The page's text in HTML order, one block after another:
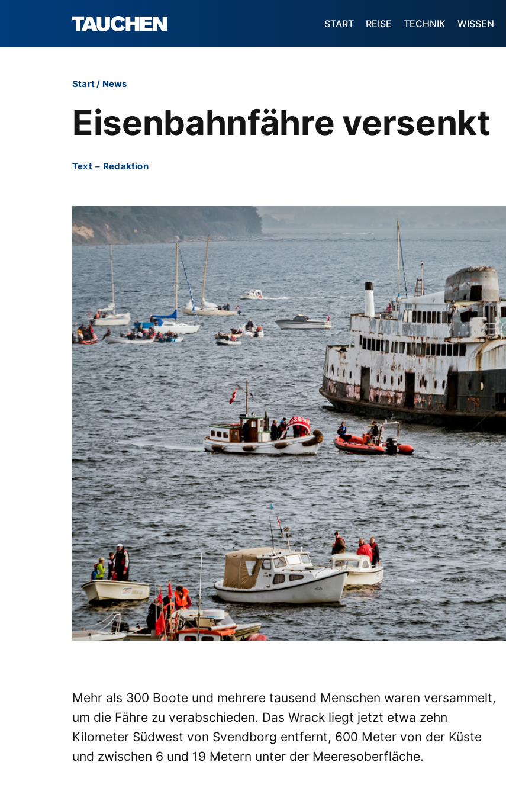
START REISE TECHNIK WISSEN
Start/ News
Eisenbahnfähre versenkt
Text – Redaktion
Mehr als 300 Boote und mehrere tausend Menschen waren versammelt,
um die Fähre zu verabschieden. Das Wrack liegt jetzt etwa zehn
Kilometer Südwest von Svendborg entfernt, 600 Meter von der Küste
und zwischen 6 und 19 Metern unter der Meeresoberfläche.